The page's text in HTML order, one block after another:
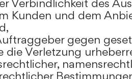
Verbindlichkeit des
Kunden und dem
gegen
die Verletzung